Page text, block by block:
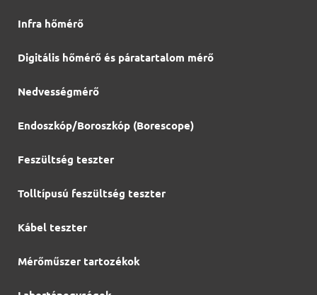
Infra hőmérő
Digitális hőmérő és páratartalom mérő
Nedvességmérő
Endoszkóp/Boroszkóp (Borescope)
Feszültség teszter
Tolltípusú feszültség teszter
Kábel teszter
Mérőműszer tartozékok